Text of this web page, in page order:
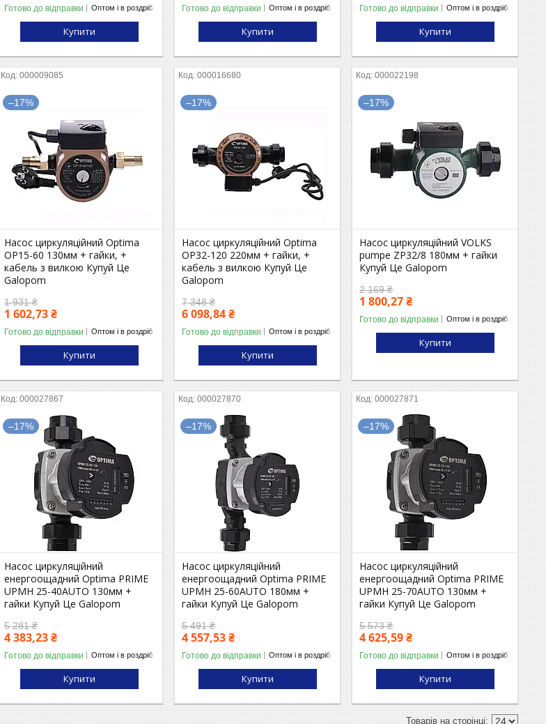
Готово до відправки Оптом і в роздріб
Купити
Готово до відправки Оптом і в роздріб
Купити
Готово до відправки Оптом і в роздріб
Купити
000009085
–17%
Насос циркуляційний Optima
OP15-60 130мм + гайки, +
кабель з вилкою Купуй Це
Galopom
1 931 ₴
1 602,73 ₴
Готово до відправки Оптом і в роздріб
Купити
000016680
–17%
Насос циркуляційний Optima
OP32-120 220мм + гайки, +
кабель з вилкою Купуй Це
Galopom
7 348 ₴
6 098,84 ₴
Готово до відправки Оптом і в роздріб
Купити
000022198
–17%
Насос циркуляційний VOLKS
pumpe ZP32/8 180мм + гайки
Купуй Це Galopom
2 169 ₴
1 800,27 ₴
Готово до відправки Оптом і в роздріб
Купити
000027867
–17%
Насос циркуляційний
енергоощадний Optima PRIME
UPMH 25-40AUTO 130мм +
гайки Купуй Це Galopom
5 281 ₴
4 383,23 ₴
Готово до відправки Оптом і в роздріб
Купити
000027870
–17%
Насос циркуляційний
енергоощадний Optima PRIME
UPMH 25-60AUTO 180мм +
гайки Купуй Це Galopom
5 491 ₴
4 557,53 ₴
Готово до відправки Оптом і в роздріб
Купити
000027871
–17%
Насос циркуляційний
енергоощадний Optima PRIME
UPMH 25-70AUTO 130мм +
гайки Купуй Це Galopom
5 573 ₴
4 625,59 ₴
Готово до відправки Оптом і в роздріб
Купити